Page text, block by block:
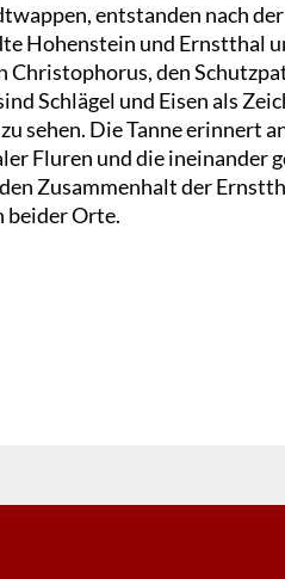
entstanden nach
Hohenstein und Ernstthal
Christophorus, den
Schlägel und Eisen als
sehen. Die Tanne erinnert
Fluren und die ineinander
Zusammenhalt der
beider Orte.